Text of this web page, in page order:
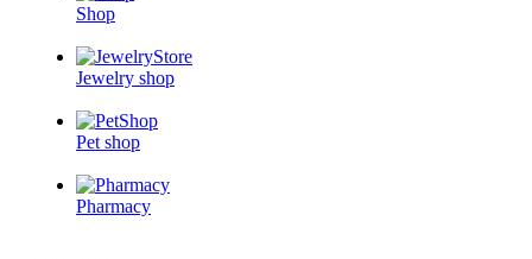
Shop
Jewelry shop
Pet shop
Pharmacy